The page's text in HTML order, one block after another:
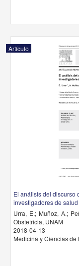
Artículo
El análisis del discurso
investigadores de salud
Urra, E.; Muñoz, A.;
Obstetricia, UNAM
2018-04-13
Medicina y Ciencias de